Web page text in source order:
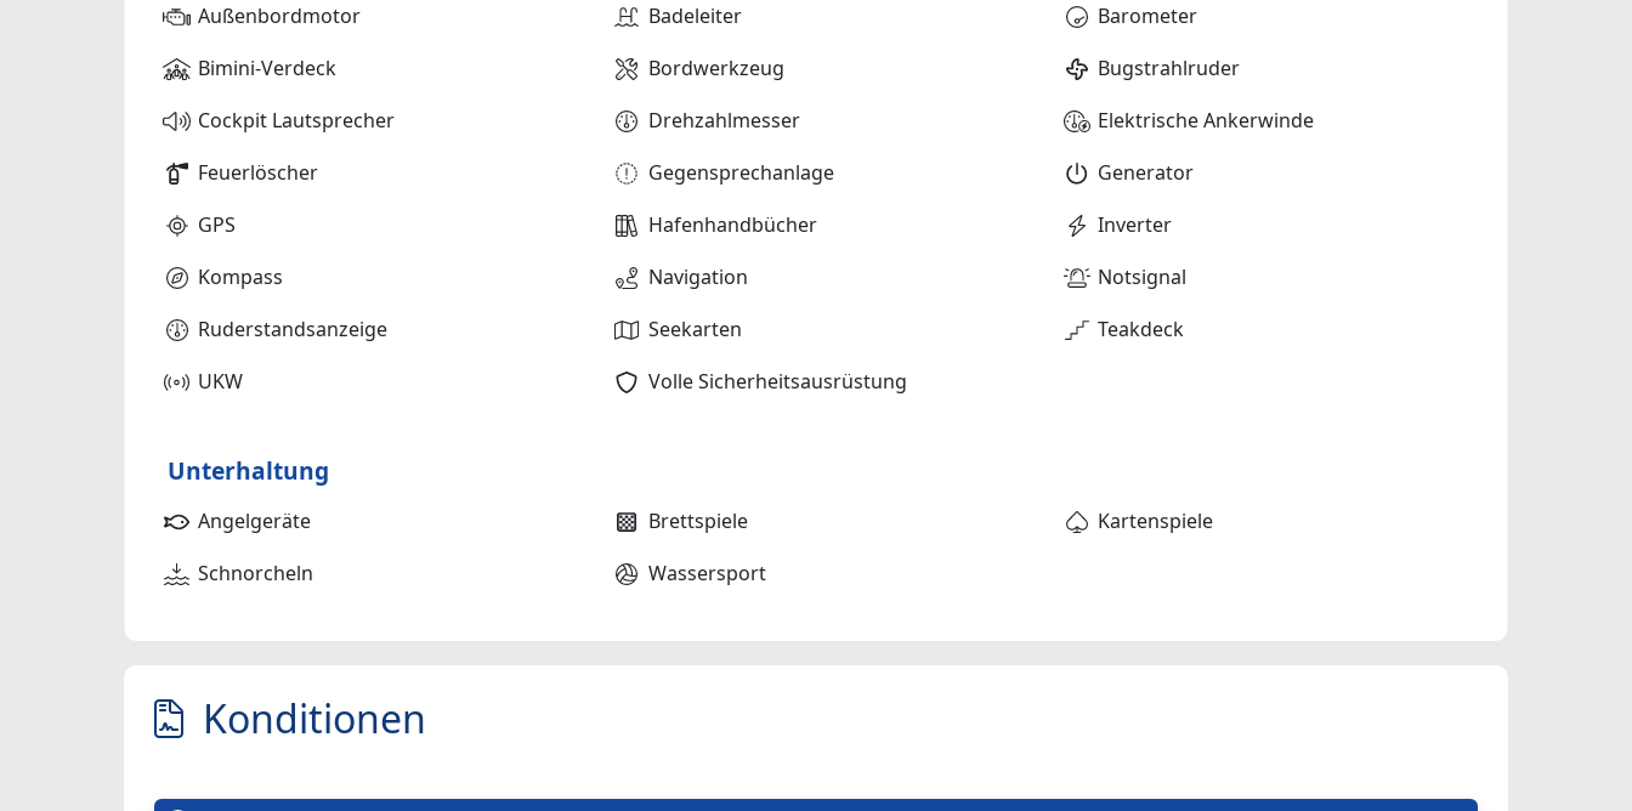
Außenbordmotor Badeleiter
Barometer
Bimini-Verdeck
Bordwerkzeug
Bugstrahlruder
Cockpit Lautsprecher
Drehzahlmesser
Elektrische Ankerwinde
Feuerlöscher
Gegensprechanlage
Generator
GPS
Hafenhandbücher
Inverter
Kompass
Navigation
Notsignal
Ruderstandsanzeige
Seekarten
Teakdeck
UKW
Volle Sicherheitsausrüstung
Unterhaltung
Angelgeräte Brettspiele
Kartenspiele
Schnorcheln
Wassersport
Konditionen